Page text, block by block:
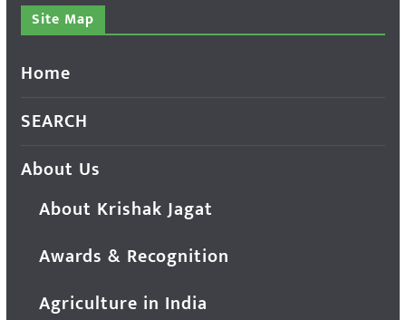
Site Map
Home
SEARCH
About Us
About Krishak Jagat
Awards & Recognition
Agriculture in India